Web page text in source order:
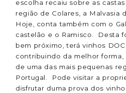
escolha recaiu sobre as
região de Colares, a Malvasia
Hoje, conta também com o
castelão e o Ramisco. Desta
bem próximo, terá vinhos DOC
contribuindo da melhor forma,
de uma das mais pequenas
Portugal. Pode visitar a
disfrutar duma prova dos